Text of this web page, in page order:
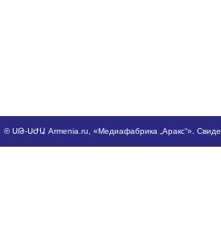
©ՍԹ-ՍԺԱ Armenia.ru , «Медиафабрика „Аракс“».